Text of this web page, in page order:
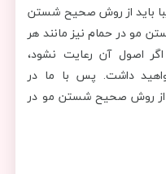
باید از روش صحیح شستن
مو در حمام نیز مانند هر
اصول آن رعایت نشود،
داشت. پس با ما در
از روش صحیح شستن مو در